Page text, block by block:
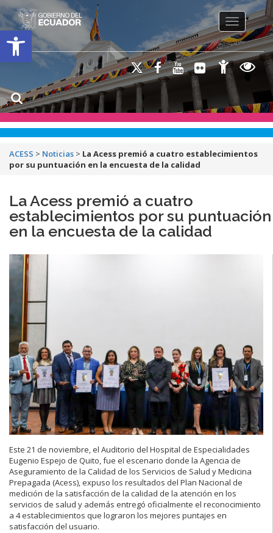
Open toolbar
Toggle
ACESS > Noticias > La Acess premió a cuatro establecimientos
por su puntuación en la encuesta de la calidad
La Acess premió a cuatro
establecimientos por su puntuación
en la encuesta de la calidad
Este 21 de noviembre, el Auditorio del Hospital de Especialidades
Eugenio Espejo de Quito, fue el escenario donde la Agencia de
Aseguramiento de la Calidad de los Servicios de Salud y Medicina
Prepagada (Acess), expuso los resultados del Plan Nacional de
medición de la satisfacción de la calidad de la atención en los
servicios de salud y además entregó oficialmente el reconocimiento
a 4 establecimientos que lograron los mejores puntajes en
satisfacción del usuario.